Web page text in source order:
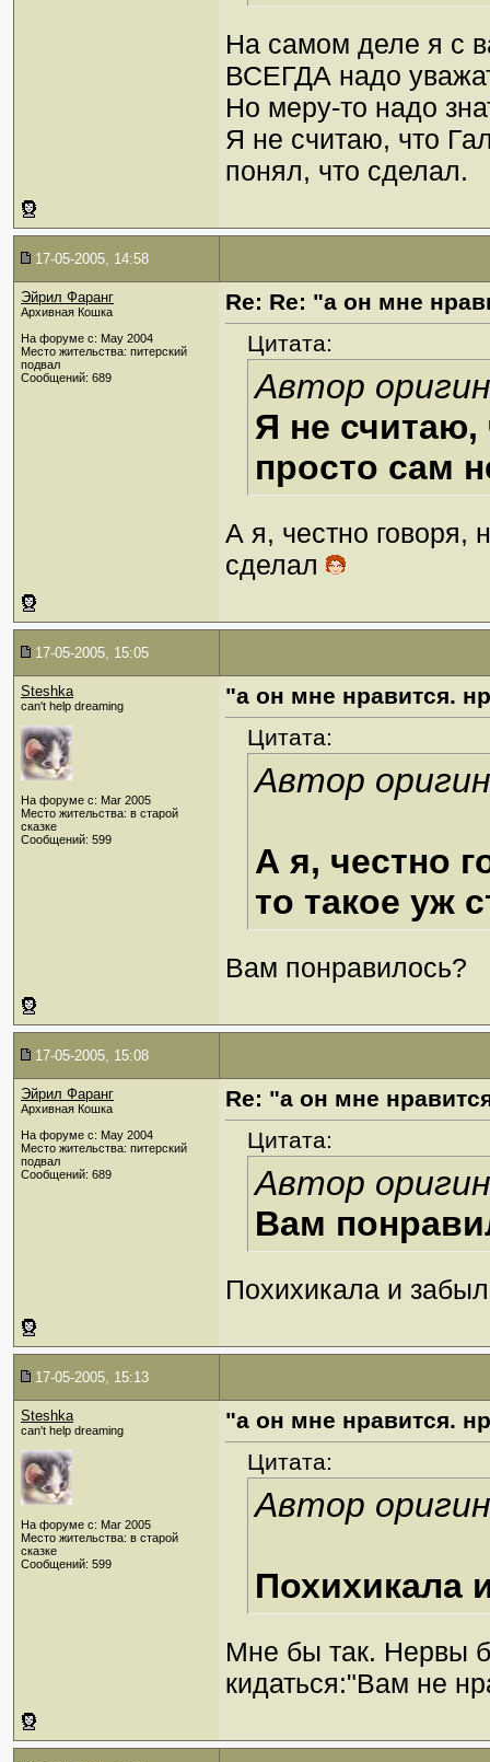
На самом деле я с
ВСЕГДА надо
Но меру-то надо
Я не считаю, что
понял, что сделал.
17-05-2005, 14:58
Эйрил Фаранг
Архивная Кошка
На форуме с: May 2004
Место жительства: питерский
подвал
Сообщений: 689
Re: Re: "а он мне
Цитата:
Автор
Я не считаю,
просто сам
А я, честно говоря,
сделал
17-05-2005, 15:05
Steshka
can't help dreaming
На форуме с: Mar 2005
Место жительства: в старой
сказке
Сообщений: 599
"а он мне нравится.
Цитата:
Автор
А я, честно
то такое уж
Вам понравилось?
17-05-2005, 15:08
Эйрил Фаранг
Архивная Кошка
На форуме с: May 2004
Место жительства: питерский
подвал
Сообщений: 689
Re: "а он мне
Цитата:
Автор
Вам
Похихикала и
17-05-2005, 15:13
Steshka
can't help dreaming
На форуме с: Mar 2005
Место жительства: в старой
сказке
Сообщений: 599
"а он мне нравится.
Цитата:
Автор
Похихикала
Мне бы так. Нервы
кидаться:"Вам не